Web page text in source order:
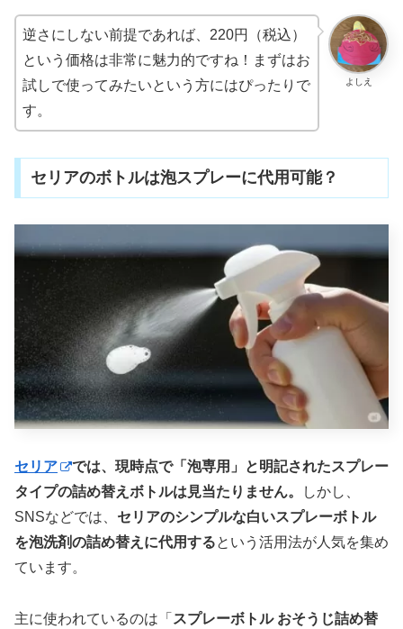
よしえ
逆さにしない前提であれば、220円（税込）
という価格は非常に魅力的ですね！まずはお
試しで使ってみたいという方にはぴったりで
す。
セリアのボトルは泡スプレーに代用可能？
セリア
では、現時点で「泡専用」と明記されたスプレー
タイプの詰め替えボトルは見当たりません。
しかし、
SNSなどでは、 セリアのシンプルな白いスプレーボトル
を泡洗剤の詰め替えに代用するという活用法が人気を集め
ています。
主に使われているのは「 スプレーボトル おそうじ詰め替